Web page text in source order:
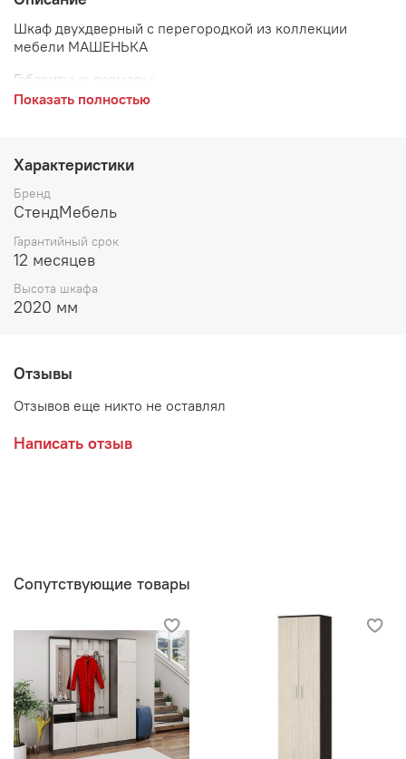
Шкаф двухдверный с перегородкой из коллекции
мебели МАШЕНЬКА
Габаритные размеры:
высота 2020 мм
Цвет:Венге/Дуб Белфорд
Показать полностью
Характеристики
Бренд
СтендМебель
Гарантийный срок
12 месяцев
Высота шкафа
2020 мм
Отзывы
Отзывов еще никто не оставлял
Написать отзыв
Сопутствующие товары